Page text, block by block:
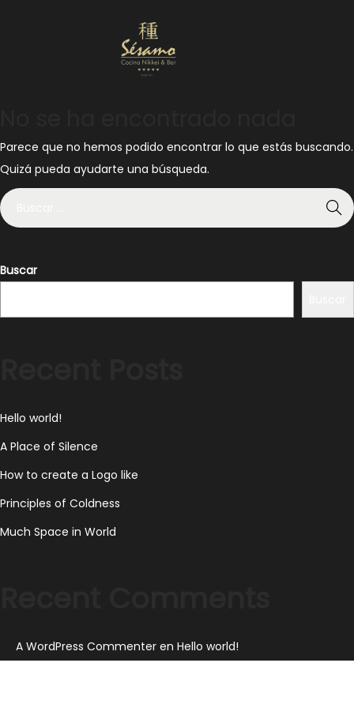
Nuestra Carta
Parece que no hemos podido encontrar lo que estás buscando.
Quizá pueda ayudarte una búsqueda.
Buscar
Hello world!
A Place of Silence
How to create a Logo like
Principles of Coldness
Much Space in World
A WordPress Commenter en Hello world!